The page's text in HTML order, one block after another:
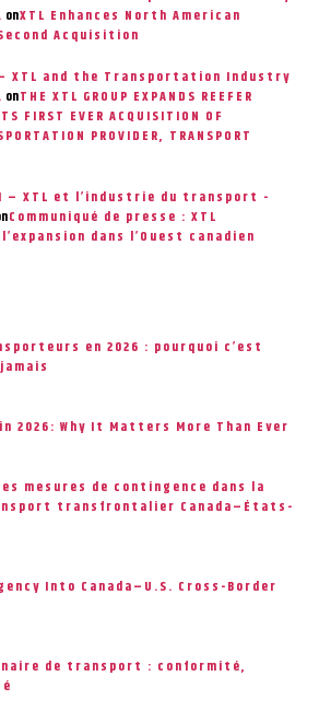
onXTL Enhances North American
Acquisition
– XTL and the Transportation Industry
onTHE XTL GROUP EXPANDS REEFER
FIRST EVER ACQUISITION OF
PROVIDER, TRANSPORT
– XTL et l’industrie du transport -
Communiqué de presse : XTL
dans l’Ouest canadien
en 2026 : pourquoi c’est
2026: Why It Matters More Than Ever
mesures de contingence dans la
transfrontalier Canada–États-
Into Canada–U.S. Cross-Border
de transport : conformité,